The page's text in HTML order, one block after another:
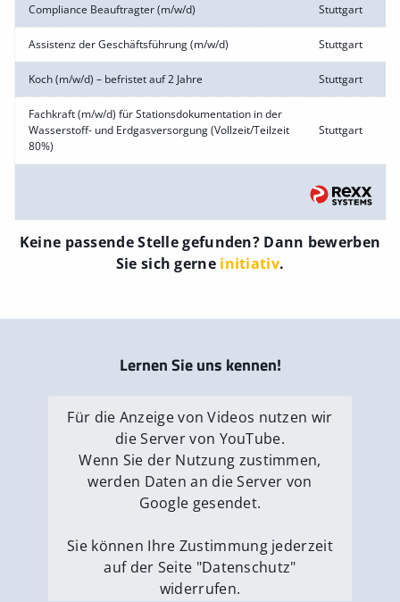
Compliance Beauftragter (m/w/d) Stuttgart
Assistenz der Geschäftsführung (m/w/d) Stuttgart
Koch (m/w/d) – befristet auf 2 Jahre Stuttgart
Fachkraft (m/w/d) für Stationsdokumentation in der
Wasserstoff- und Erdgasversorgung (Vollzeit/Teilzeit
80%)
Stuttgart
Keine passende Stelle gefunden? Dann bewerben
Sie sich gerne initiativ.
Lernen Sie uns kennen!
Für die Anzeige von Videos nutzen wir
die Server von YouTube.
Wenn Sie der Nutzung zustimmen,
werden Daten an die Server von
Google gesendet.
Sie können Ihre Zustimmung jederzeit
auf der Seite "Datenschutz"
widerrufen.